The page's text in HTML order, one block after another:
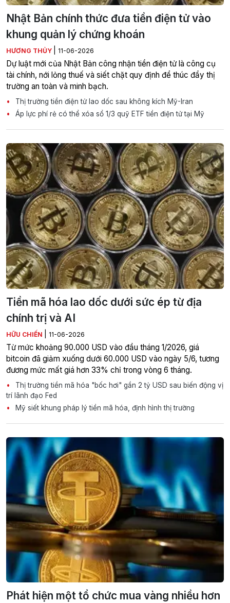
Nhật Bản chính thức đưa tiền điện tử vào
khung quản lý chứng khoán
HƯƠNG THỦY 11-06-2026
Dự luật mới của Nhật Bản công nhận tiền điện tử là công cụ
tài chính, nới lỏng thuế và siết chặt quy định để thúc đẩy thị
trường an toàn và minh bạch.
Thị trường tiền điện tử lao dốc sau không kích Mỹ-Iran
Áp lực phí rẻ có thể xóa sổ 1/3 quỹ ETF tiền điện tử tại Mỹ
Tiền mã hóa lao dốc dưới sức ép từ địa
chính trị và AI
HỮU CHIẾN 11-06-2026
Từ mức khoảng 90.000 USD vào đầu tháng 1/2026, giá
bitcoin đã giảm xuống dưới 60.000 USD vào ngày 5/6, tương
đương mức mất giá hơn 33% chỉ trong vòng 6 tháng.
Thị trường tiền mã hóa "bốc hơi" gần 2 tỷ USD sau biến động vị
trí lãnh đạo Fed
Mỹ siết khung pháp lý tiền mã hóa, định hình thị trường
Phát hiện một tổ chức mua vàng nhiều hơn